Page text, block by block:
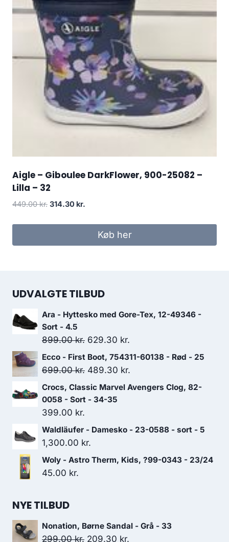
Aigle – Giboulee DarkFlower, 900-25082 –
Lilla – 32
449.00kr. Den
314.30 kr.
Køb her
UDVALGTE TILBUD
Ara - Hyttesko med Gore-Tex, 12-49346 -
Sort - 4.5
899.00kr. Den
oprindelige
pris
899.00 kr..
629.30 kr.
aktuelle
629.30 kr..
Ecco - First Boot, 754311-60138 - Rød - 25
699.00kr. Den
oprindelige
pris
699.00 kr..
489.30 kr.
aktuelle
489.30 kr..
Crocs, Classic Marvel Avengers Clog, 82-
0058 - Sort - 34-35
399.00 kr.
Waldläufer - Damesko - 23-0588 - sort - 5
1,300.00 kr.
Woly - Astro Therm, Kids, ?99-0343 - 23/24
45.00 kr.
NYE TILBUD
Nonation, Børne Sandal - Grå - 33
299.00kr. Den
209.30 kr.